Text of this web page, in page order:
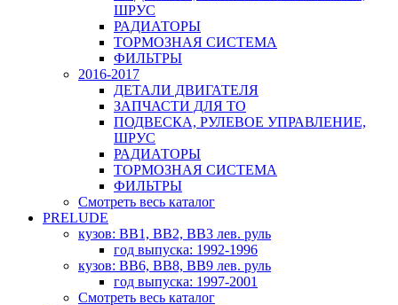
ШРУС
РАДИАТОРЫ
ТОРМОЗНАЯ СИСТЕМА
ФИЛЬТРЫ
2016-2017
ДЕТАЛИ ДВИГАТЕЛЯ
ЗАПЧАСТИ ДЛЯ ТО
ПОДВЕСКА, РУЛЕВОЕ УПРАВЛЕНИЕ,
ШРУС
РАДИАТОРЫ
ТОРМОЗНАЯ СИСТЕМА
ФИЛЬТРЫ
Смотреть весь каталог
PRELUDE
кузов: BB1, BB2, BB3 лев. руль
год выпуска: 1992-1996
кузов: BB6, BB8, BB9 лев. руль
год выпуска: 1997-2001
Смотреть весь каталог